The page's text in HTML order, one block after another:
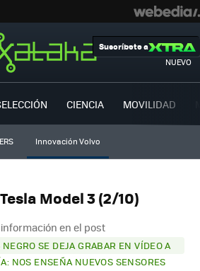
NUEVO
Suscríbete a
CIENCIA MOVILIDAD
Innovación Volvo
Model 3 (2/10)
en el post
SE DEJA GRABAR EN VÍDEO A
NOS ENSEÑA NUEVOS SENSORES